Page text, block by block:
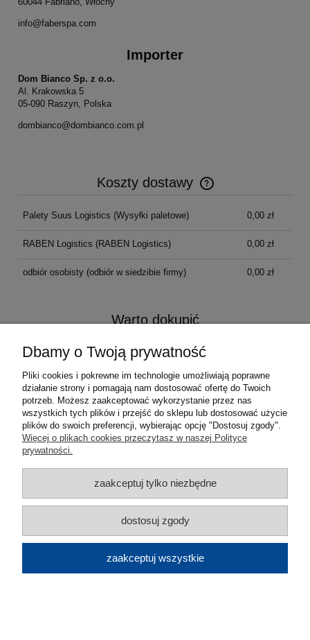
info@faberspa.com
Importer
Dom Bianco Sp. z o.o.
Al. Krakowska 5
05-090 Raszyn, Polska
dombianco@dombianco.com.pl
Koszty dostawy
Cena nie zawiera ewentualnych kosztów płatności
Palety Suus Logistics (Wysyłki paletowe) 0,00 zł
RABEN Logistics (RABEN Logistics) 0,00 zł
odbiór osobisty(odbiór w siedzibie firmy) 0,00 zł
Warto dokupić
Corinthia,Cylindra,Cylindra Is,Eclipse,In-
Nova Premium,Zero Drip, In-Nova
Touch,Onyx-T,T-Air,T-Dark,Stilo
Comfort,Stilo Is.Comfort
Dbamy o Twoją prywatność
Pliki cookies i pokrewne im technologie umożliwiają poprawne
działanie strony i pomagają nam dostosować ofertę do Twoich
potrzeb. Możesz zaakceptować wykorzystanie przez nas
wszystkich tych plików i przejść do sklepu lub dostosować użycie
plików do swoich preferencji, wybierając opcję "Dostosuj zgody".
Więcej o plikach cookies przeczytasz w naszej Polityce
prywatności.
zaakceptuj tylko niezbędne
dostosuj zgody
zaakceptuj wszystkie